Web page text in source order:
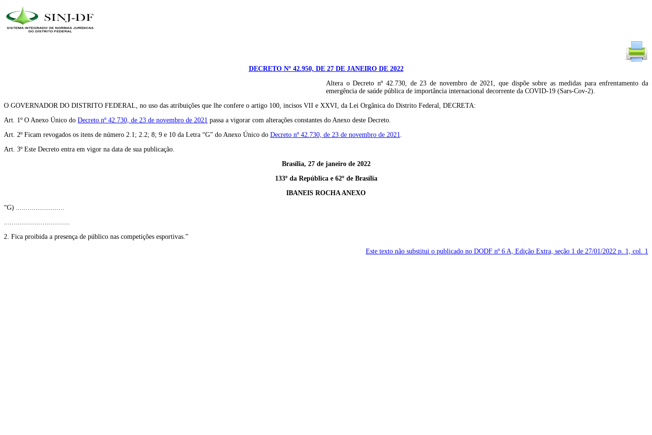
DECRETO Nº 42.950, DE 27 DE JANEIRO DE 2022
Altera o Decreto nº 42.730, de 23 de novembro de 2021, que dispõe sobre as medidas para enfrentamento da
emergência de saúde pública de importância internacional decorrente da COVID-19 (Sars-Cov-2).
O GOVERNADOR DO DISTRITO FEDERAL, no uso das atribuições que lhe confere o artigo 100, incisos VII e XXVI, da Lei Orgânica do Distrito Federal, DECRETA:
Art. 1º O Anexo Único do Decreto nº 42.730, de 23 de novembro de 2021 passa a vigorar com alterações constantes do Anexo deste Decreto.
Art. 2º Ficam revogados os itens de número 2.1; 2.2; 8; 9 e 10 da Letra “G” do Anexo Único do Decreto nº 42.730, de 23 de novembro de 2021.
Art. 3º Este Decreto entra em vigor na data de sua publicação.
Brasília, 27 de janeiro de 2022
133º da República e 62º de Brasília
IBANEIS ROCHA ANEXO
“G) .........................
..................................
2. Fica proibida a presença de público nas competições esportivas.”
Este texto não substitui o publicado no DODF nº 6 A, Edição Extra, seção 1 de 27/01/2022 p. 1, col. 1